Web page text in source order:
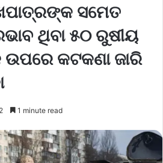
ସମେତ
ଥିବା ୫୦ ରୁଷୀୟ
କଟକଣା ଜାରି
1 minute read